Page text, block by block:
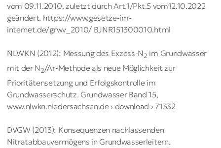
vom 09.11.2010, zuletzt durch Art.1/Pkt.5 vom12.10.2022
geändert. https://www.gesetze-im-
internet.de/grwv_2010/ BJNR151300010.html
NLWKN (2012): Messung des Exzess-N2 im Grundwasser
mit der N2/Ar-Methode als neue Möglichkeit zur
Prioritätensetzung und Erfolgskontrolle im
Grundwasserschutz. Grundwasser Band 15,
www.nlwkn.niedersachsen.de › download › 71332
DVGW (2013): Konsequenzen nachlassenden
Nitratabbauvermögens in Grundwasserleitern.